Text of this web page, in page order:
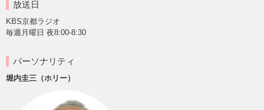
放送日
KBS京都ラジオ
毎週月曜日 夜8:00-8:30
パーソナリティ
堀内圭三（ホリー）